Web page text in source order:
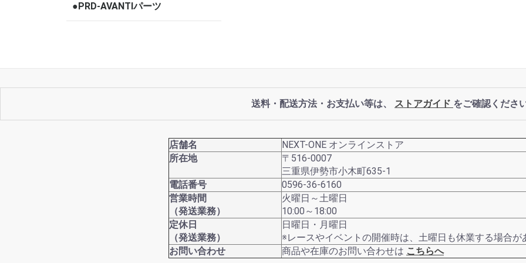
●PRD-AVANTIパーツ
送料・配送方法・お支払い等は、 ストアガイド をご確認ください
店舗名
NEXT-ONE オンラインストア
所在地
〒516-0007
三重県伊勢市小木町635-1
電話番号
0596-36-6160
営業時間
（発送業務）
火曜日～土曜日
10:00～18:00
定休日
（発送業務）
日曜日・月曜日
※レースやイベントの開催時は、土曜日も休業する場合が
お問い合わせ
商品や在庫のお問い合わせは こちらへ